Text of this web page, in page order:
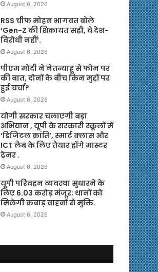
August 6, 2026
RSS चीफ मोहन भागवत बोले
‘Gen-Z की शिकायत सही, वे देश-
विरोधी नहीं’.
August 6, 2026
पीएम मोदी ने नेतन्याहू से फोन पर
की बात, दोनों के बीच किन मुद्दों पर
हुई चर्चा?
August 6, 2026
योगी सरकार चलाएगी बड़ा
अभियान , यूपी के सरकारी स्कूलों में
‘डिजिटल क्रांति’, स्मार्ट क्लास और
ICT लैब के लिए तैयार होंगे मास्टर
ट्रेनर .
August 6, 2026
यूपी परिवहन व्यवस्था सुधारने के
लिए 6.03 करोड़ मंजूर; थानों को
मिलेगी कबाड़ वाहनों से मुक्ति.
August 6, 2026